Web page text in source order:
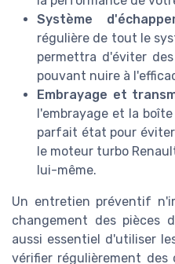
Système
régulière de tout le
permettra d'éviter
pouvant nuire à
Embrayage et
l'embrayage et la
parfait état pour
le moteur turbo
lui-même.
Un entretien préventif
changement des pièces
aussi essentiel d'utiliser
vérifier régulièrement des